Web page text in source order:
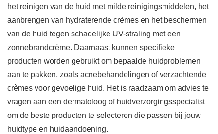
het reinigen van de huid met milde reinigingsmiddelen, het
aanbrengen van hydraterende crèmes en het beschermen
van de huid tegen schadelijke UV-straling met een
zonnebrandcrème. Daarnaast kunnen specifieke
producten worden gebruikt om bepaalde huidproblemen
aan te pakken, zoals acnebehandelingen of verzachtende
crèmes voor gevoelige huid. Het is raadzaam om advies te
vragen aan een dermatoloog of huidverzorgingsspecialist
om de beste producten te selecteren die passen bij jouw
huidtype en huidaandoening.